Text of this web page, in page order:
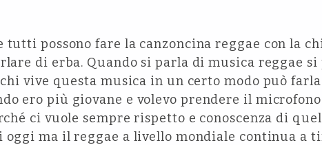
tutti possono fare la canzoncina reggae con la
di erba. Quando si parla di musica reggae
vive questa musica in un certo modo può
ero più giovane e volevo prendere il
ci vuole sempre rispetto e conoscenza di
oggi ma il reggae a livello mondiale continua a